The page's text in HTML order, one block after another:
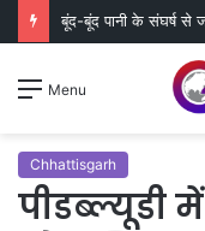
Menu
Chhattisgarh
पीडब्ल्यूडी